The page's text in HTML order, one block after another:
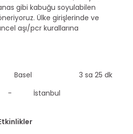
gibi kabuğu soyulabilen
Ülke girişlerinde ve
aşı/pcr kurallarına
3 sa 25 dk
- İstanbul